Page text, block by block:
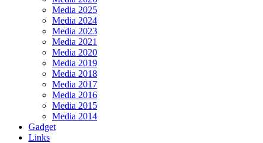
Media 2025
Media 2024
Media 2023
Media 2021
Media 2020
Media 2019
Media 2018
Media 2017
Media 2016
Media 2015
Media 2014
Gadget
Links